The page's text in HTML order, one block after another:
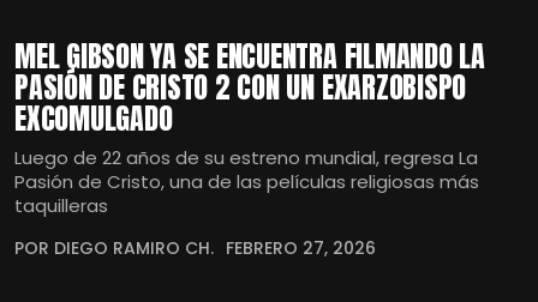
MEL GIBSON YA SE ENCUENTRA FILMANDO LA
PASIÓN DE CRISTO 2 CON UN EXARZOBISPO
EXCOMULGADO
Luego de 22 años de su estreno mundial, regresa La
Pasión de Cristo, una de las películas religiosas más
taquilleras
POR DIEGO RAMIRO CH. FEBRERO 27, 2026